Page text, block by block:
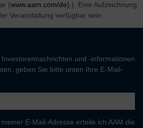
(www.aam.com/de). ). Eine Aufzeichnung
Veranstaltung verfügbar sein.
und -informationen
geben Sie bitte unten Ihre E-Mail-
E-Mail-Adresse erteile ich AAM die